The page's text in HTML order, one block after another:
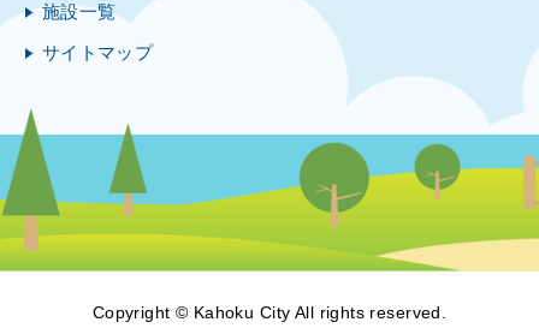
施設一覧
サイトマップ
Copyright © Kahoku City All rights reserved.